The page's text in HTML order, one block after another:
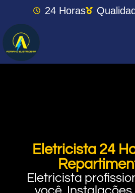
24 Horas
Eletricista 24
Eletricista